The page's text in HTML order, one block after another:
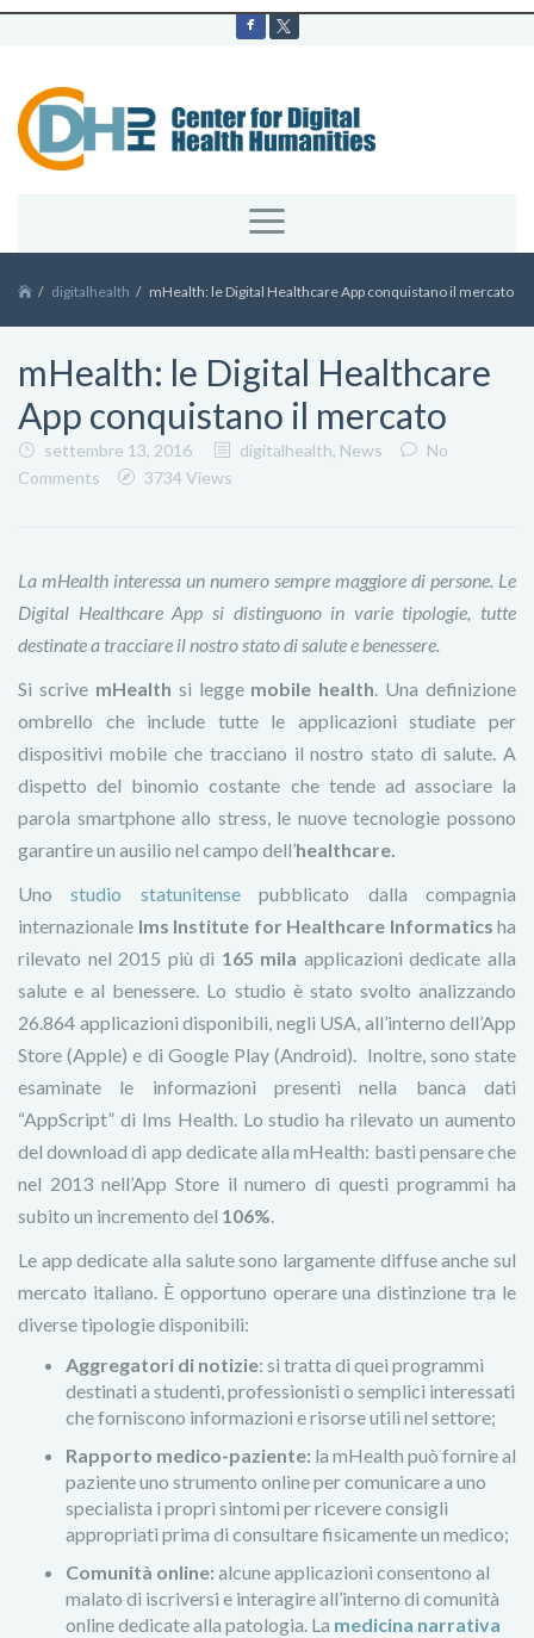
digitalhealth mHealth: le Digital Healthcare App conquistano il mercato
mHealth: le Digital Healthcare
App conquistano il mercato
settembre 13, 2016 digitalhealth, News
No
Comments
3734 Views
La mHealth interessa un numero sempre maggiore di persone. Le
Digital Healthcare App si distinguono in varie tipologie, tutte
destinate a tracciare il nostro stato di salute e benessere.
Si scrive mHealth si legge mobile health. Una definizione
ombrello che include tutte le applicazioni studiate per
dispositivi mobile che tracciano il nostro stato di salute. A
dispetto del binomio costante che tende ad associare la
parola smartphone allo stress, le nuove tecnologie possono
garantire un ausilio nel campo dell’healthcare.
Unostudio statunitensepubblicato dalla compagnia
internazionale Ims Institute for Healthcare Informatics ha
rilevato nel 2015 più di 165 mila applicazioni dedicate alla
salute e al benessere. Lo studio è stato svolto analizzando
26.864 applicazioni disponibili, negli USA, all’interno dell’App
Store (Apple) e di Google Play (Android). Inoltre, sono state
esaminate le informazioni presenti nella banca dati
“AppScript” di Ims Health. Lo studio ha rilevato un aumento
del download di app dedicate alla mHealth: basti pensare che
nel 2013 nell’App Store il numero di questi programmi ha
subito un incremento del 106%.
Le app dedicate alla salute sono largamente diffuse anche sul
mercato italiano. È opportuno operare una distinzione tra le
diverse tipologie disponibili:
Aggregatori di notizie: si tratta di quei programmi
destinati a studenti, professionisti o semplici interessati
che forniscono informazioni e risorse utili nel settore;
Rapporto medico-paziente: la mHealth può fornire al
paziente uno strumento online per comunicare a uno
specialista i propri sintomi per ricevere consigli
appropriati prima di consultare fisicamente un medico;
Comunità online: alcune applicazioni consentono al
malato di iscriversi e interagire all’interno di comunità
online dedicate alla patologia. La medicina narrativa